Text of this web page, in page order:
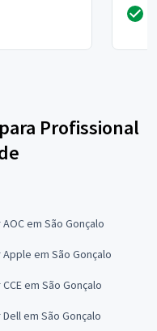
Profissional
em São Gonçalo
em São Gonçalo
em São Gonçalo
em São Gonçalo